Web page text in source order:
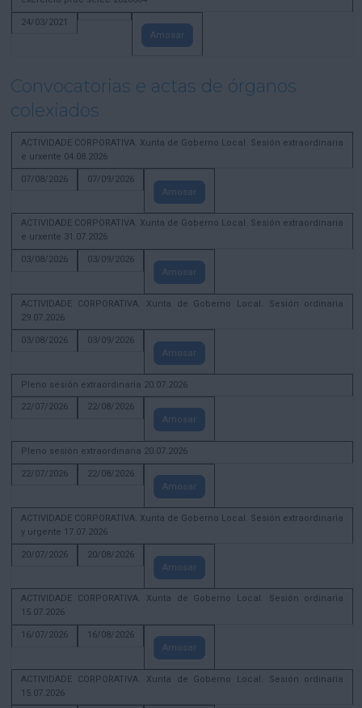
24/03/2021
Amosar
Convocatorias e actas de órganos
colexiados
ACTIVIDADE CORPORATIVA. Xunta de Goberno Local. Sesión extraordinaria
e urxente 04.08.2026
07/08/2026
07/09/2026
Amosar
ACTIVIDADE CORPORATIVA. Xunta de Goberno Local. Sesión extraordinaria
e urxente 31.07.2026
03/08/2026
03/09/2026
Amosar
ACTIVIDADE CORPORATIVA. Xunta de Goberno Local. Sesión ordinaria
29.07.2026
03/08/2026
03/09/2026
Amosar
Pleno sesión extraordinaria 20.07.2026
22/07/2026
22/08/2026
Amosar
Pleno sesión extraordinaria 20.07.2026
22/07/2026
22/08/2026
Amosar
ACTIVIDADE CORPORATIVA. Xunta de Goberno Local. Sesión extraordinaria
y urgente 17.07.2026
20/07/2026
20/08/2026
Amosar
ACTIVIDADE CORPORATIVA. Xunta de Goberno Local. Sesión ordinaria
15.07.2026
16/07/2026
16/08/2026
Amosar
ACTIVIDADE CORPORATIVA. Xunta de Goberno Local. Sesión ordinaria
15.07.2026